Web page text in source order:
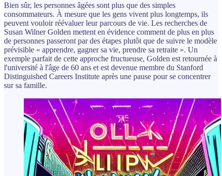
Bien sûr, les personnes âgées sont plus que des simples
consommateurs. À mesure que les gens vivent plus longtemps, ils
peuvent vouloir réévaluer leur parcours de vie. Les recherches de
Susan Wilner Golden mettent en évidence comment de plus en plus
de personnes passeront par des étapes plutôt que de suivre le modèle
prévisible « apprendre, gagner sa vie, prendre sa retraite ». Un
exemple parfait de cette approche fructueuse, Golden est retournée à
l'université à l'âge de 60 ans et est devenue membre du Stanford
Distinguished Careers Institute après une pause pour se concentrer
sur sa famille.